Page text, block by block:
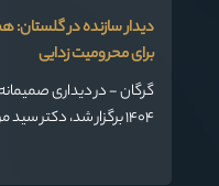
دیدار سازنده در گلستان:
برای محرومیت زدایی
۱۴۰۴ برگزار شد، دکتر
امام خمینی (ره) کشور،
نماینده ولی فقیه در